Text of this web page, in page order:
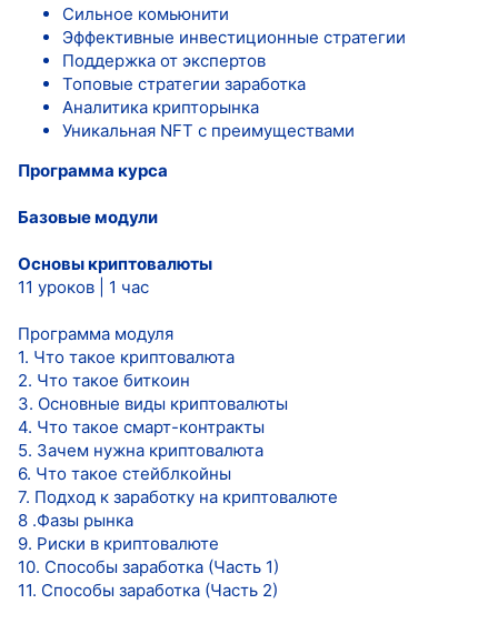
Сильное комьюнити
Эффективные инвестиционные стратегии
Поддержка от экспертов
Топовые стратегии заработка
Аналитика крипторынка
Уникальная NFT с преимуществами
Программа курса
Базовые модули
Основы криптовалюты
11 уроков | 1 час
Программа модуля
1. Что такое криптовалюта
2. Что такое биткоин
3. Основные виды криптовалюты
4. Что такое смарт-контракты
5. Зачем нужна криптовалюта
6. Что такое стейблкойны
7. Подход к заработку на криптовалюте
8 .Фазы рынка
9. Риски в криптовалюте
10. Способы заработка (Часть 1)
11. Способы заработка (Часть 2)